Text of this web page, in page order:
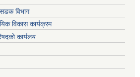
सडक विभाग
विकास कार्यक्रम
कार्यलय